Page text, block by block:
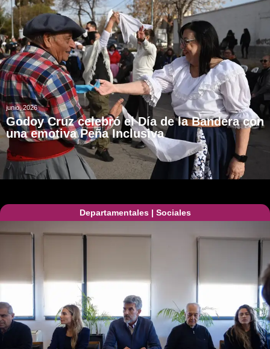
junio, 2026
Godoy Cruz celebró el Día de la Bandera con
una emotiva Peña Inclusiva
Departamentales| Sociales